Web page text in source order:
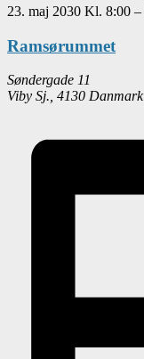
23. maj 2030 Kl. 8:00 –
Ramsørummet
Søndergade 11
Viby Sj. 4130 Danmark